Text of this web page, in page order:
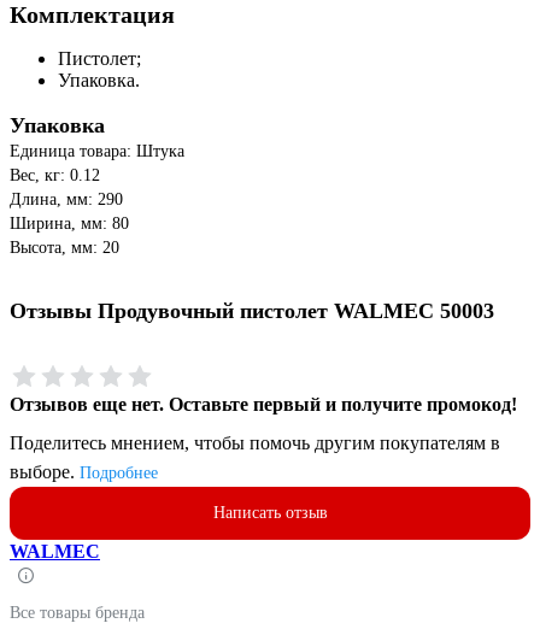
Комплектация
Пистолет;
Упаковка.
Упаковка
Единица товара: Штука
Вес, кг: 0.12
Длина, мм: 290
Ширина, мм: 80
Высота, мм: 20
Отзывы Продувочный пистолет WALMEC 50003
Отзывов еще нет. Оставьте первый и получите промокод!
Поделитесь мнением, чтобы помочь другим покупателям в
выборе. Подробнее
Написать отзыв
WALMEC
Все товары бренда